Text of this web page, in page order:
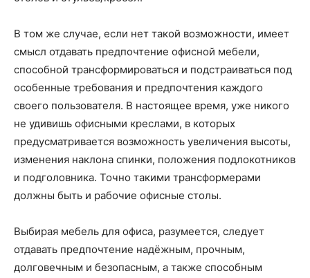
В том же случае, если нет такой возможности, имеет
смысл отдавать предпочтение офисной мебели,
способной трансформироваться и подстраиваться под
особенные требования и предпочтения каждого
своего пользователя. В настоящее время, уже никого
не удивишь офисными креслами, в которых
предусматривается возможность увеличения высоты,
изменения наклона спинки, положения подлокотников
и подголовника. Точно такими трансформерами
должны быть и рабочие офисные столы.
Выбирая мебель для офиса, разумеется, следует
отдавать предпочтение надёжным, прочным,
долговечным и безопасным, а также способным